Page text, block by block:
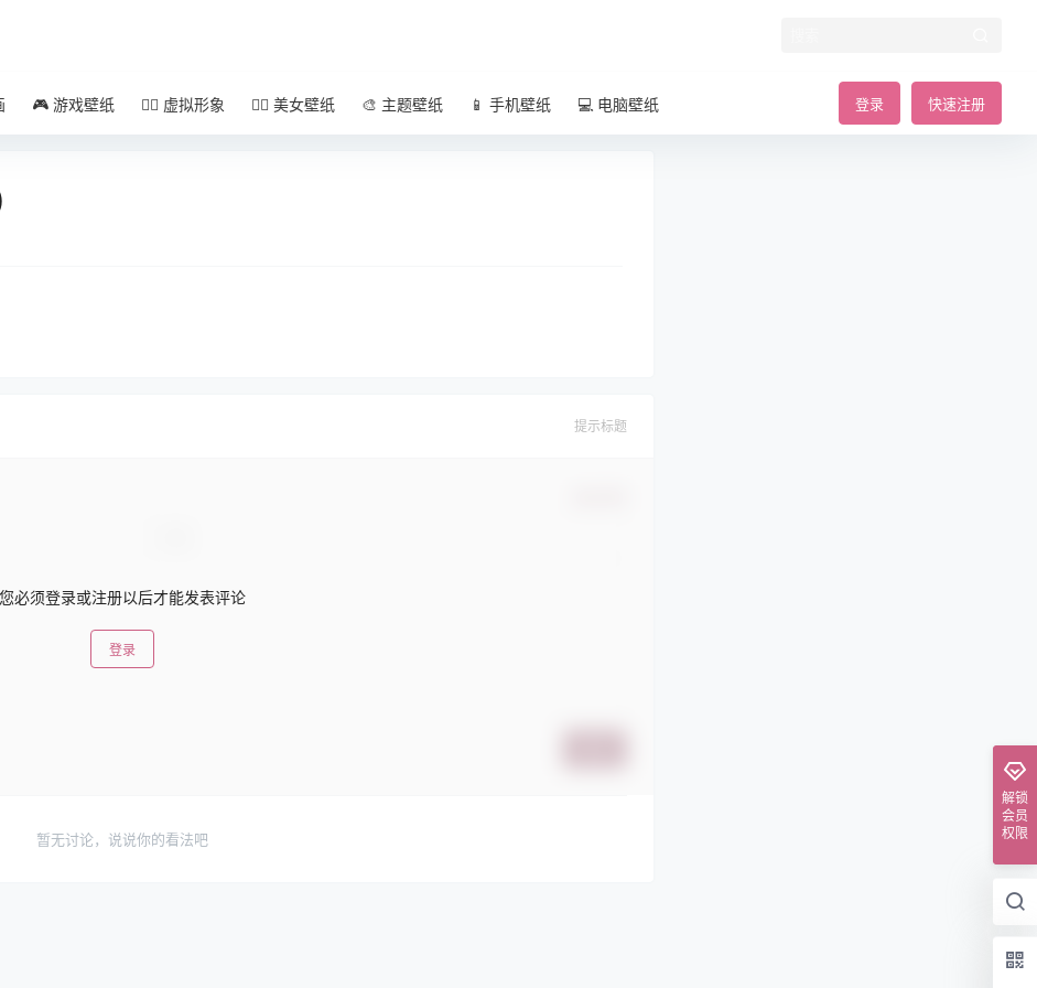
登录 快速注册
🎮 游戏壁纸 🧚‍♀️ 虚拟形象 🧜‍♀️ 美女壁纸 🎨 主题壁纸 📱 手机壁纸 💻 电脑壁纸
提示标题
您必须登录或注册以后才能发表评论
登录
暂无讨论，说说你的看法吧
解锁
会员
权限